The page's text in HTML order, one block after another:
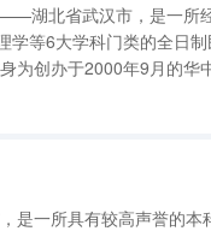
学等6大学科门类的全日制
是一所具有较高声誉的本